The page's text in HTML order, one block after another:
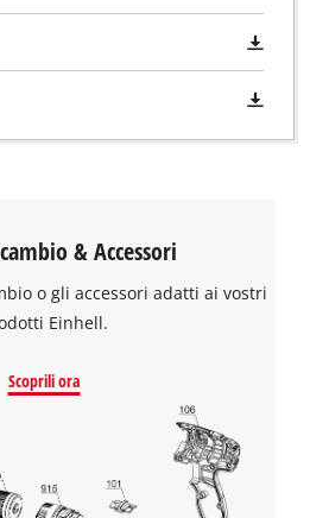
& Accessori
o gli accessori adatti ai vostri
Einhell.
Scoprili ora